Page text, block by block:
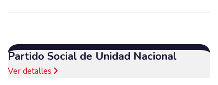
Partido Social de Unidad Nacional
Ver detalles